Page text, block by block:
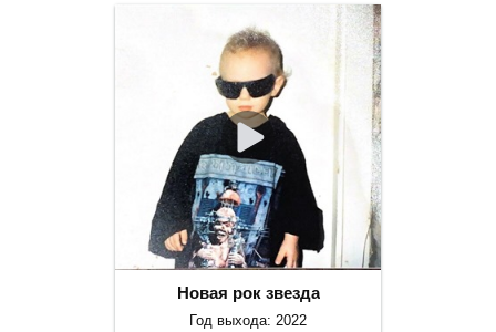
Новая рок звезда
Год выхода: 2022